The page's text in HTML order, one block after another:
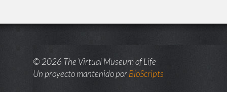
© 2026 The Virtual Museum of Life
Un proyecto mantenido porBioScripts